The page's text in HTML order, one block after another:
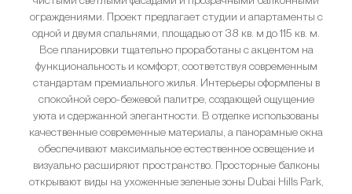
ограждениями. Проект предлагает студии и апартаменты с
одной и двумя спальнями, площадью от 38 кв. м до 115 кв. м.
Все планировки тщательно проработаны с акцентом на
функциональность и комфорт, соответствуя современным
стандартам премиального жилья. Интерьеры оформлены в
спокойной серо-бежевой палитре, создающей ощущение
уюта и сдержанной элегантности. В отделке использованы
качественные современные материалы, а панорамные окна
обеспечивают максимальное естественное освещение и
визуально расширяют пространство. Просторные балконы
открывают виды на ухоженные зеленые зоны Dubai Hills Park,